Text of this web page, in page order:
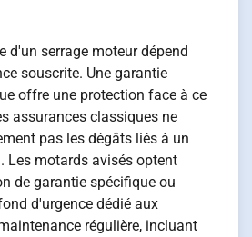
d'un serrage moteur dépend
souscrite. Une garantie
offre une protection face à ce
assurances classiques ne
pas les dégâts liés à un
Les motards avisés optent
de garantie spécifique ou
d'urgence dédié aux
régulière, incluant